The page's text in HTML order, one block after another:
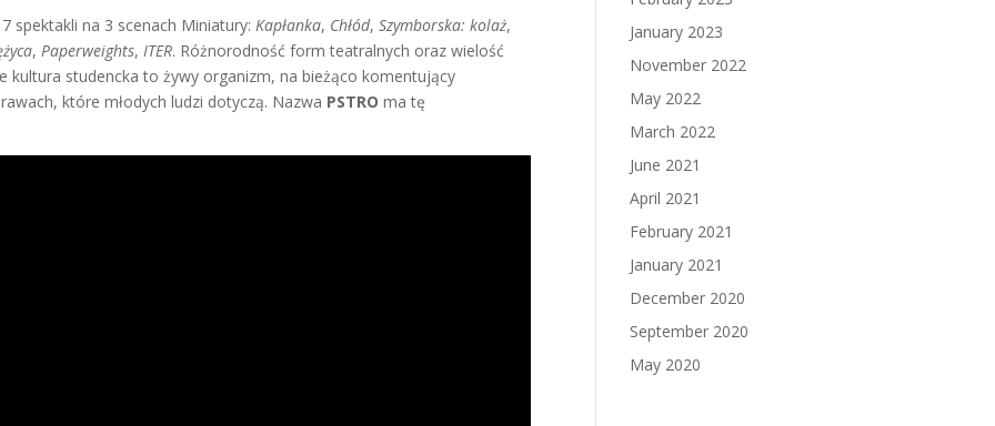
spektakli na 3 scenach Miniatury:Kapłanka, Chłód,Szymborska: kolaż,
,Paperweights,ITER. Różnorodność form teatralnych oraz wielość
studencka to żywy organizm, na bieżąco komentujący
które młodych ludzi dotyczą. Nazwa PSTRO ma tę
January 2023
November 2022
May 2022
March 2022
June 2021
April 2021
February 2021
January 2021
December 2020
September 2020
May 2020